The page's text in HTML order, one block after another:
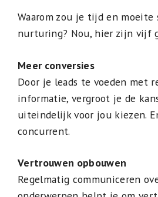
Waarom zou je tijd en moeite
nurturing? Nou, hier zijn vijf
Meer conversies
Door je leads te voeden met
informatie, vergroot je de
uiteindelijk voor jou kiezen.
concurrent.
Vertrouwen opbouwen
Regelmatig communiceren